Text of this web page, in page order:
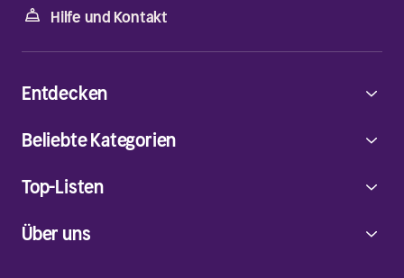
Hilfe und Kontakt
Über uns
Entdecken
Beliebte Kategorien
Top-Listen